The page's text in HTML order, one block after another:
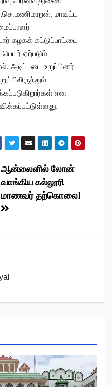
மாவட்ட
கழகக் கட்டுப்பாட்டை
ஏற்படும்
அடிப்படை உறுப்பினர்
என
ஆன்லைனில் லோன்
வாங்கிய கல்லூரி
மாணவர் தற்கொலை!